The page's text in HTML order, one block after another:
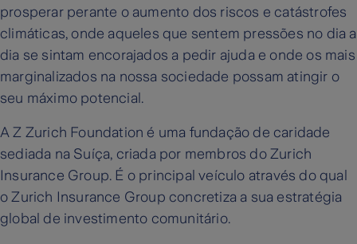
prosperar perante o aumento dos riscos e catástrofes
climáticas, onde aqueles que sentem pressões no dia a
dia se sintam encorajados a pedir ajuda e onde os mais
marginalizados na nossa sociedade possam atingir o
seu máximo potencial.
A Z Zurich Foundation é uma fundação de caridade
sediada na Suíça, criada por membros do Zurich
Insurance Group. É o principal veículo através do qual
o Zurich Insurance Group concretiza a sua estratégia
global de investimento comunitário.